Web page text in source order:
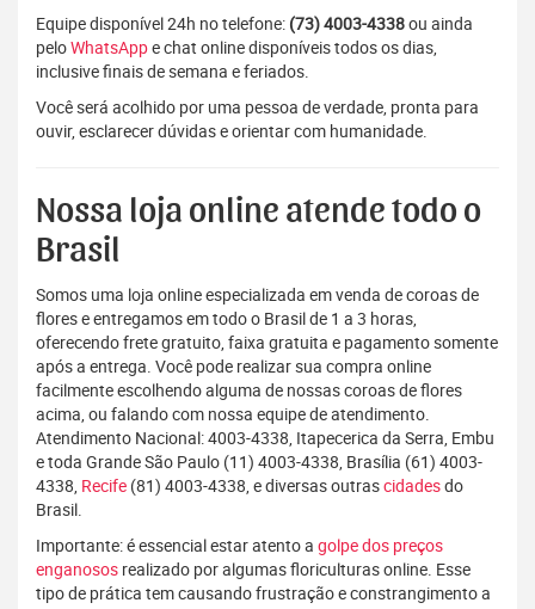
Equipe disponível 24h no telefone: (73) 4003-4338ou ainda
peloWhatsAppe chat online disponíveis todos os dias,
inclusive finais de semana e feriados.
Você será acolhido por uma pessoa de verdade, pronta para
ouvir, esclarecer dúvidas e orientar com humanidade.
Nossa loja online atende todo o
Brasil
Somos uma loja online especializada em venda de coroas de
flores e entregamos em todo o Brasil de 1 a 3 horas,
oferecendo frete gratuito, faixa gratuita e pagamento somente
após a entrega. Você pode realizar sua compra online
facilmente escolhendo alguma de nossas coroas de flores
acima, ou falando com nossa equipe de atendimento.
Atendimento Nacional: 4003-4338, Itapecerica da Serra, Embu
e toda Grande São Paulo (11) 4003-4338, Brasília (61) 4003-
4338, Recife (81) 4003-4338, e diversas outrascidadesdo
Brasil.
Importante: é essencial estar atento a golpe dos preços
enganosos realizado por algumas floriculturas online. Esse
tipo de prática tem causando frustração e constrangimento a